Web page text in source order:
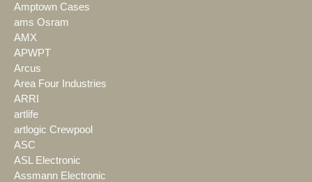
Amptown Cases
ams Osram
AMX
APWPT
Arcus
Area Four Industries
ARRI
artlife
artlogic Crewpool
ASC
ASL Electronic
Assmann Electronic